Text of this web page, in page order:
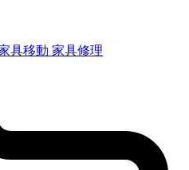
具移動 家具修理